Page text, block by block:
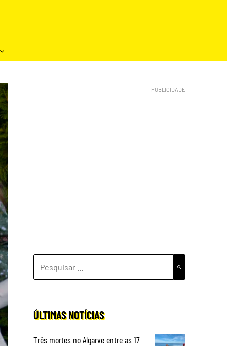
POR:
ÚLTIMAS NOTÍCIAS
Três mortes no Algarve entre as 17